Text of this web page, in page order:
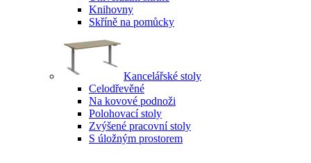
Knihovny
Skříně na pomůcky
Kancelářské stoly
Celodřevěné
Na kovové podnoži
Polohovací stoly
Zvýšené pracovní stoly
S úložným prostorem